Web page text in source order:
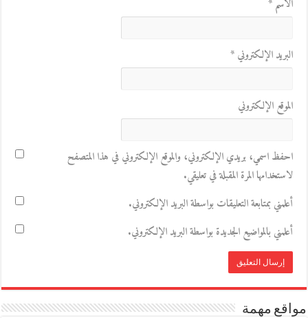
الاسم*
البريد الإلكتروني*
الموقع الإلكتروني
احفظ اسمي، بريدي الإلكتروني، والموقع الإلكتروني في هذا المتصفح
لاستخدامها المرة المقبلة في تعليقي.
أعلمني بمتابعة التعليقات بواسطة البريد الإلكتروني.
أعلمني بالمواضيع الجديدة بواسطة البريد الإلكتروني.
مواقع مهمة